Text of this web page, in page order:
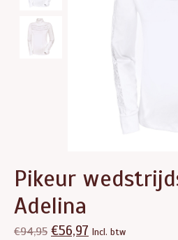
Pikeur
Adelina
€94,95 €56,97 Incl. btw